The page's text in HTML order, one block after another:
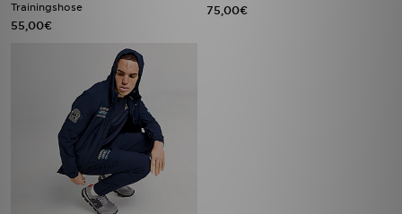
Trainingshose
55,00€
75,00€